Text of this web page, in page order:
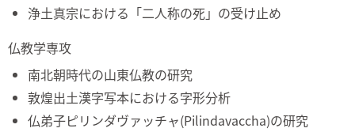
浄土真宗における「二人称の死」の受け止め
仏教学専攻
南北朝時代の山東仏教の研究
敦煌出土漢字写本における字形分析
仏弟子ピリンダヴァッチャ(Pilindavaccha)の研究